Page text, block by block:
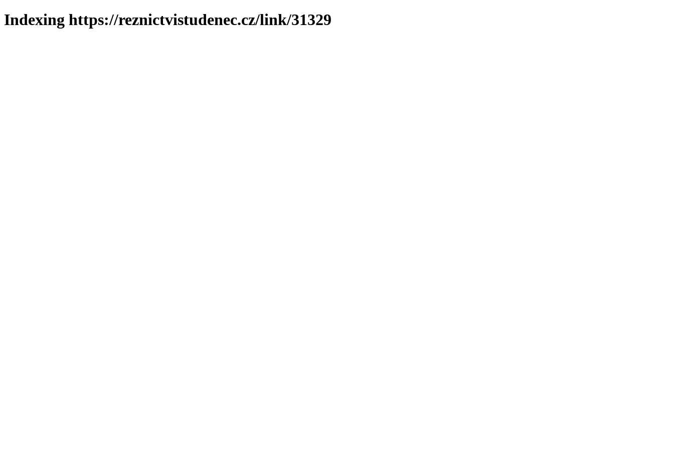
Indexing https://reznictvistudenec.cz/link/31329